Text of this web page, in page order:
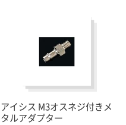
アイシス M3オスネジ付きメ
タルアダプター